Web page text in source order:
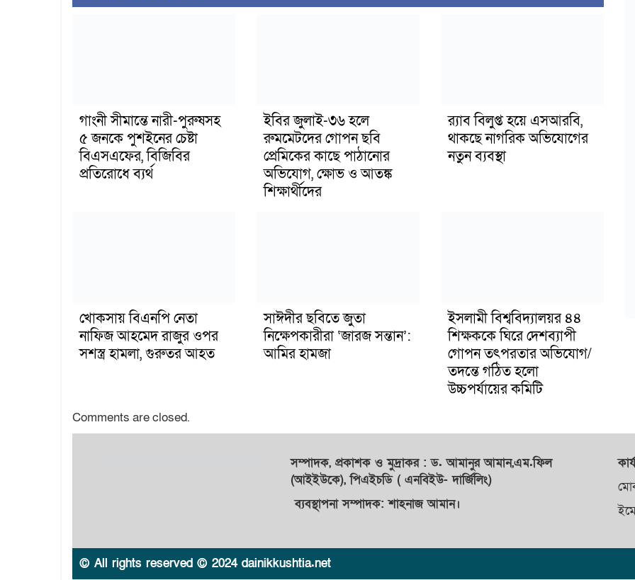
গাংনী সীমান্তে নারী-পুরুষসহ
৫ জনকে পুশইনের চেষ্টা
বিএসএফের, বিজিবির
প্রতিরোধে ব্যর্থ
ইবির জুলাই-৩৬ হলে
রুমমেটদের গোপন ছবি
প্রেমিকের কাছে পাঠানোর
অভিযোগ, ক্ষোভ ও আতঙ্ক
শিক্ষার্থীদের
র‍্যাব বিলুপ্ত হয়ে এসআরবি,
থাকছে নাগরিক অভিযোগের
নতুন ব্যবস্থা
খোকসায় বিএনপি নেতা
নাফিজ আহমেদ রাজুর ওপর
সশস্ত্র হামলা, গুরুতর আহত
সাঈদীর ছবিতে জুতা
নিক্ষেপকারীরা ‘জারজ সন্তান’:
আমির হামজা
ইসলামী বিশ্ববিদ্যালয়র ৪৪
শিক্ষককে ঘিরে দেশব্যাপী
গোপন তৎপরতার অভিযোগ/
তদন্তে গঠিত হলো
উচ্চপর্যায়ের কমিটি
Comments are closed.
সম্পাদক, প্রকাশকওমুদ্রাকর: ড. আমানুর আমান,এম.ফিল
(আইইউকে), পিএইচডি ( এনবিইউ- দার্জিলিং)
ব্যবস্থাপনা সম্পাদক: শাহনাজ আমান।
© All rights reserved © 2024 dainikkushtia.net